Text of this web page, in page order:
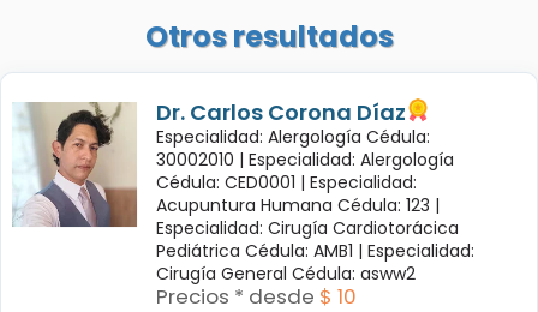
Otros resultados
Dr. Carlos Corona Díaz
Especialidad: Alergología Cédula:
30002010 | Especialidad: Alergología
Cédula: CED0001 | Especialidad:
Acupuntura Humana Cédula: 123 |
Especialidad: Cirugía Cardiotorácica
Pediátrica Cédula: AMB1 | Especialidad:
Cirugía General Cédula: asww2
Precios * desde $ 10